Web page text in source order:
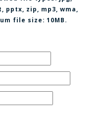
pptx, zip, mp3, wma,
file size: 10MB.